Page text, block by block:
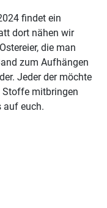
findet ein
dort nähen wir
die man
zum Aufhängen
Jeder der möchte
Stoffe mitbringen
auf euch.